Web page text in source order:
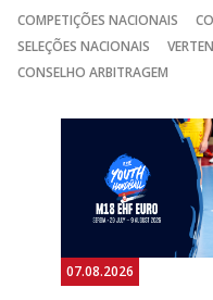
COMPETIÇÕES NACIONAIS
SELEÇÕES NACIONAIS
CONSELHO ARBITRAGEM
07.08.2026